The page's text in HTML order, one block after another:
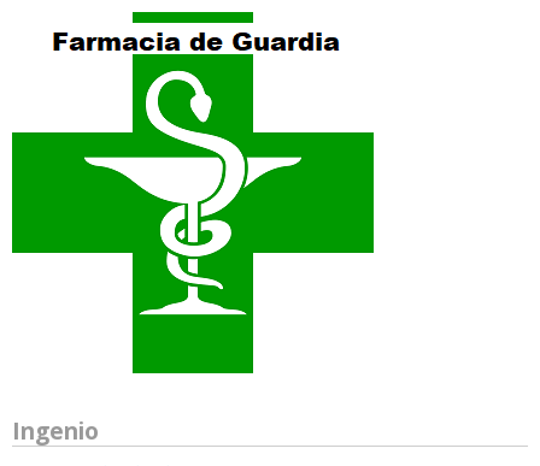
Ingenio